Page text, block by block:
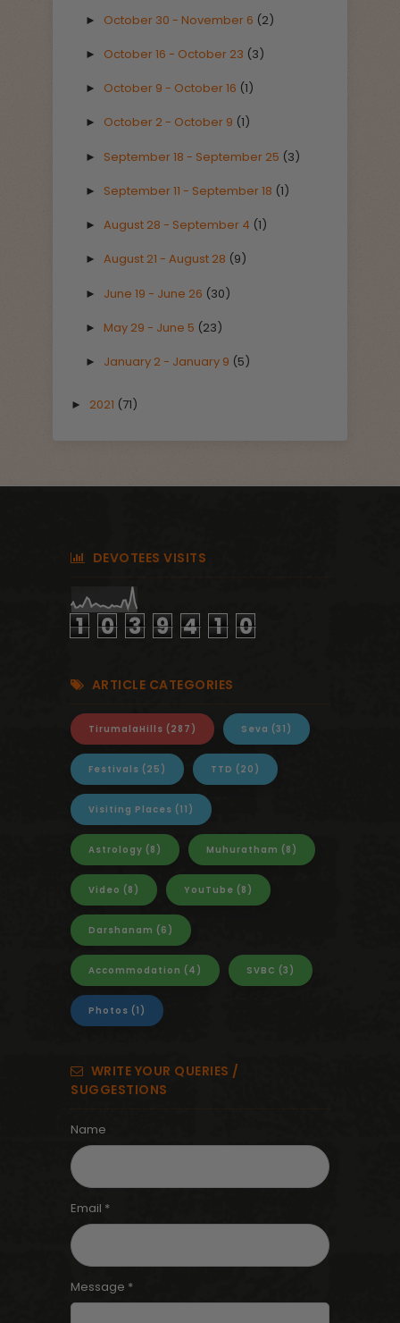
► October 30 - November 6 (2)
► October 16 - October 23 (3)
► October 9 - October 16 (1)
► October 2 - October 9 (1)
► September 18 - September 25 (3)
► September 11 - September 18 (1)
► August 28 - September 4 (1)
► August 21 - August 28 (9)
► June 19 - June 26 (30)
► May 29 - June 5 (23)
► January 2 - January 9 (5)
► 2021 (71)
DEVOTEES VISITS
1 0 3 9 4 1 0
ARTICLE CATEGORIES
TirumalaHills (287) Seva (31)
Festivals (25) TTD (20)
Visiting Places (11)
Astrology (8) Muhuratham (8)
Video (8) YouTube (8)
Darshanam (6)
Accommodation (4) SVBC (3)
Photos (1)
WRITE YOUR QUERIES /
SUGGESTIONS
Name
Email *
Message *